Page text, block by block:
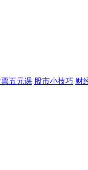
票五元课 股市小技巧 财